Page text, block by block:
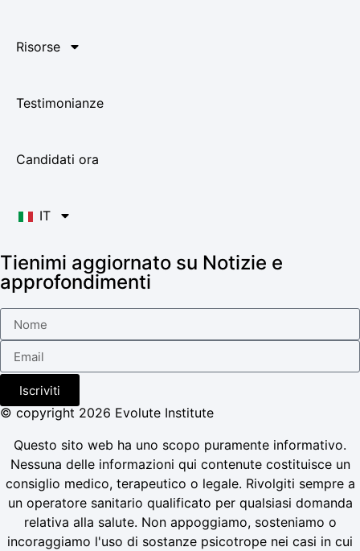
Risorse
Testimonianze
Candidati ora
IT
Tienimi aggiornato su Notizie e
approfondimenti
Iscriviti
© copyright 2026 Evolute Institute
Questo sito web ha uno scopo puramente informativo.
Nessuna delle informazioni qui contenute costituisce un
consiglio medico, terapeutico o legale. Rivolgiti sempre a
un operatore sanitario qualificato per qualsiasi domanda
relativa alla salute. Non appoggiamo, sosteniamo o
incoraggiamo l'uso di sostanze psicotrope nei casi in cui